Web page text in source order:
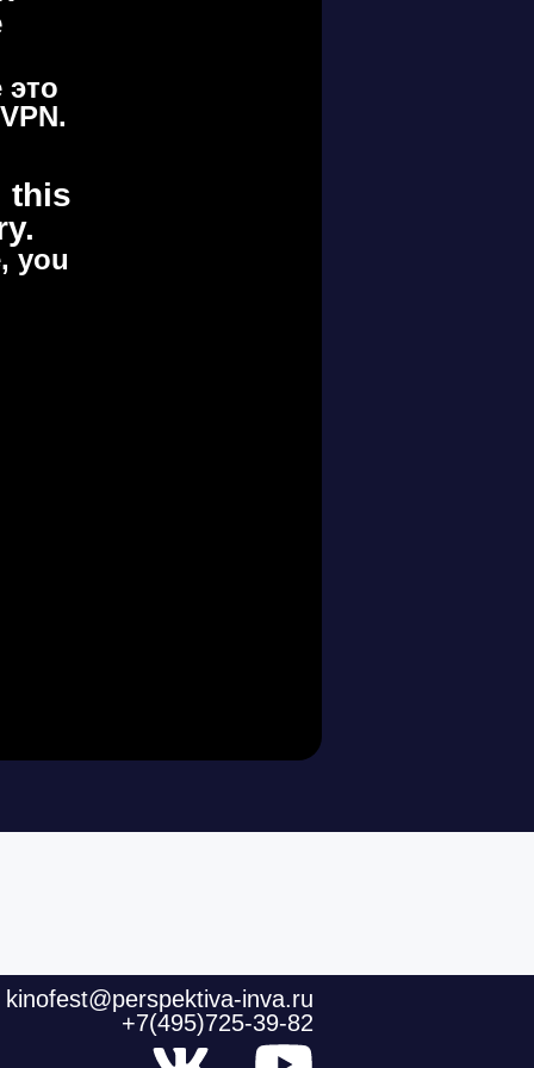
this
you
kinofest@perspektiva-inva.ru
+7(495)725-39-82